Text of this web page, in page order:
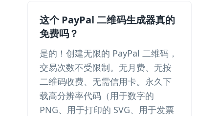
这个 PayPal 二维码生成器真的
免费吗？
是的！创建无限的 PayPal 二维码，
交易次数不受限制。无月费、无按
二维码收费、无需信用卡。永久下
载高分辨率代码（用于数字的
PNG、用于打印的 SVG、用于发票